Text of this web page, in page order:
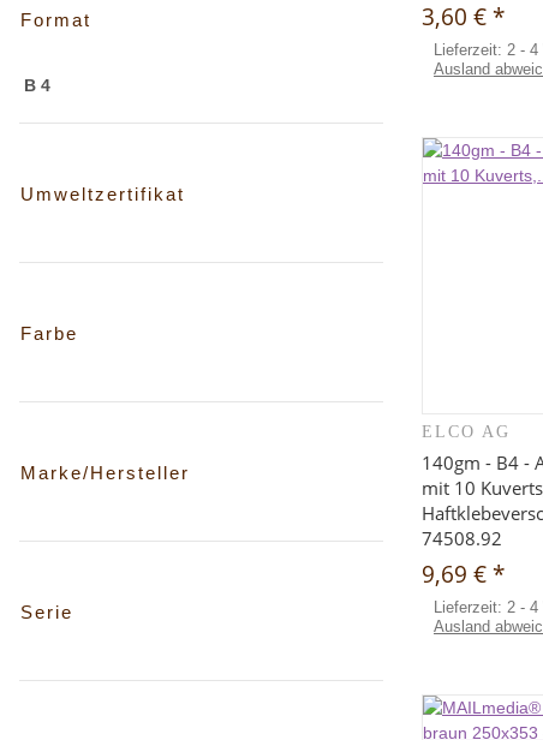
3,60 € *
Lieferzeit: 2 - 4
Ausland
ELCO AG
140gm - B4 -
mit 10
74508.92
9,69 € *
Lieferzeit: 2 - 4
Ausland
Format
B 4
Umweltzertifikat
Farbe
Marke/Hersteller
Serie